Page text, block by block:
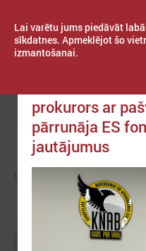
Lai varētu jums piedāvāt
sīkdatnes. Apmeklējot šo
izmantošanai.
Izvēlne
prokurors ar
pārrunāja ES
jautājumus